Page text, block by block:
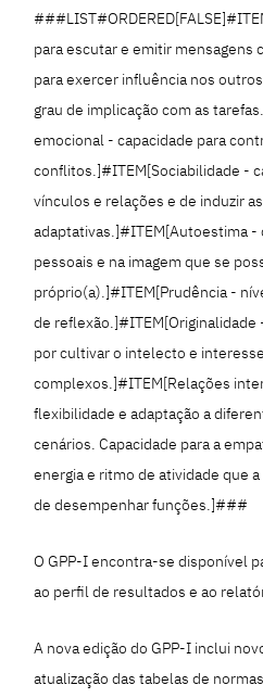
para escutar e emitir mensagens
para exercer influência nos
grau de implicação com as
emocional - capacidade para
conflitos.]#ITEM[Sociabilidade -
vínculos e relações e de induzir
adaptativas.]#ITEM[Autoestima -
pessoais e na imagem que se
próprio(a).]#ITEM[Prudência -
de reflexão.]#ITEM[Originalidade
por cultivar o intelecto e
complexos.]#ITEM[Relações
flexibilidade e adaptação a
cenários. Capacidade para a
energia e ritmo de atividade que
de desempenhar funções.]###
O GPP-I encontra-se disponível
ao perfil de resultados e ao
A nova edição do GPP-I inclui
atualização das tabelas de